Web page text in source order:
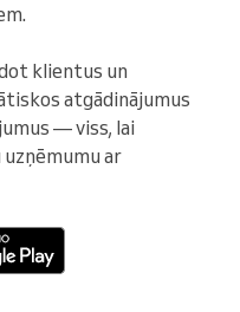
klientus un
atgādinājumus
— viss, lai
ar